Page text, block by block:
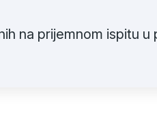
na prijemnom ispitu u